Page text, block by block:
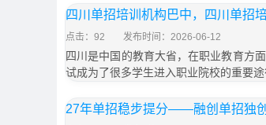
四川单招培训机构巴中，四川单招
点击：92 发布时间：2026-06-12
四川是中国的教育大省，在职业教育方
试成为了很多学生进入职业院校的重要
27年单招稳步提分——融创单招独